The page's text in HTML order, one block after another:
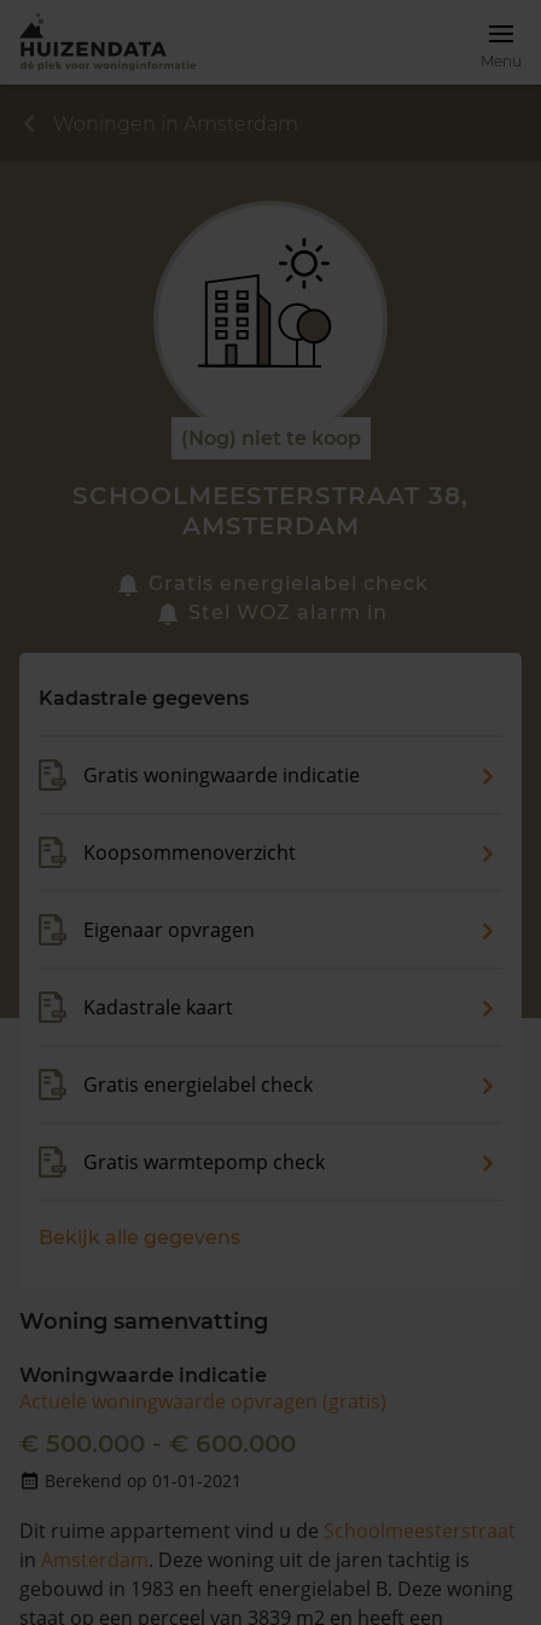
Menu
Vragen? Neem contact met ons op
088 220 4200
Woningen in Amsterdam
(Nog) niet te koop
SCHOOLMEESTERSTRAAT 38,
AMSTERDAM
Gratis energielabel check
Stel WOZ alarm in
Kadastrale gegevens
Gratis woningwaarde indicatie
Koopsommenoverzicht
Eigenaar opvragen
Kadastrale kaart
Gratis energielabel check
Gratis warmtepomp check
Bekijk alle gegevens
Woning samenvatting
Woningwaarde indicatie
Actuele woningwaarde opvragen (gratis)
€ 500.000 - € 600.000
Berekend op 01-01-2021
Dit ruime appartement vind u de Schoolmeesterstraat
in Amsterdam. Deze woning uit de jaren tachtig is
gebouwd in 1983 en heeft energielabel B. Deze woning
staat op een perceel van 3839 m2 en heeft een